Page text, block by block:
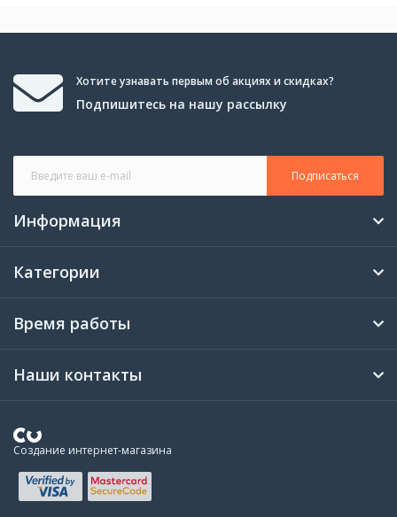
Хотите узнавать первым об акциях и скидках?
Подпишитесь на нашу рассылку
Подписаться
Информация
Категории
Время работы
Наши контакты
Создание интернет-магазина